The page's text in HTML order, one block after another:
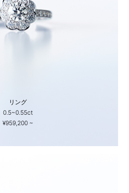
リング
0.5~0.55ct
¥959,200 ~